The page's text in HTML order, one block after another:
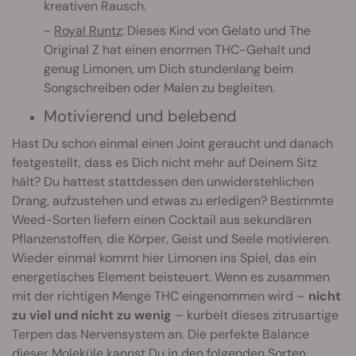
kreativen Rausch.
Royal Runtz: Dieses Kind von Gelato und The
Original Z hat einen enormen THC-Gehalt und
genug Limonen, um Dich stundenlang beim
Songschreiben oder Malen zu begleiten.
Motivierend und belebend
Hast Du schon einmal einen Joint geraucht und danach
festgestellt, dass es Dich nicht mehr auf Deinem Sitz
hält? Du hattest stattdessen den unwiderstehlichen
Drang, aufzustehen und etwas zu erledigen? Bestimmte
Weed-Sorten liefern einen Cocktail aus sekundären
Pflanzenstoffen, die Körper, Geist und Seele motivieren.
Wieder einmal kommt hier Limonen ins Spiel, das ein
energetisches Element beisteuert. Wenn es zusammen
mit der richtigen Menge THC eingenommen wird – nicht
zu viel und nicht zu wenig – kurbelt dieses zitrusartige
Terpen das Nervensystem an. Die perfekte Balance